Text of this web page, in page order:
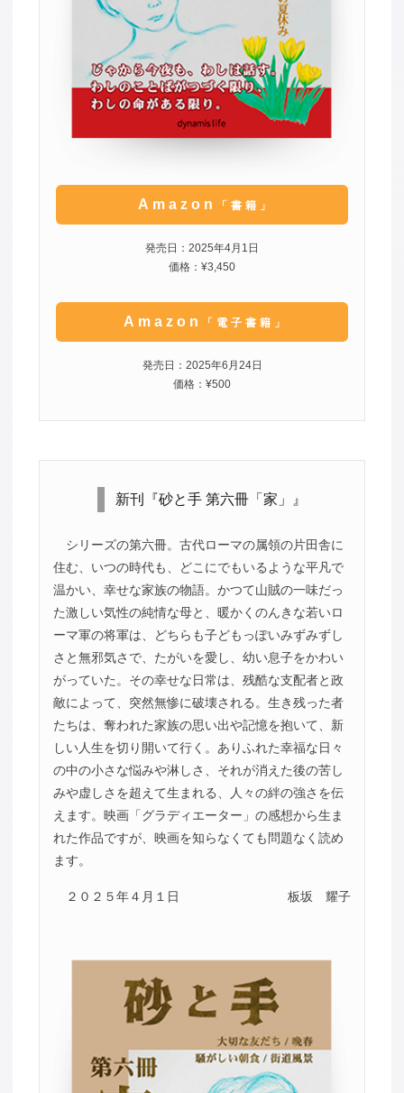
Amazon 「書籍」
発売日：2025年4月1日
価格：¥3,450
Amazon 「電子書籍」
発売日：2025年6月24日
価格：¥500
新刊『砂と手 第六冊「家」』
シリーズの第六冊。古代ローマの属領の片田舎に
住む、いつの時代も、どこにでもいるような平凡で
温かい、幸せな家族の物語。かつて山賊の一味だっ
た激しい気性の純情な母と、暖かくのんきな若いロ
ーマ軍の将軍は、どちらも子どもっぽいみずみずし
さと無邪気さで、たがいを愛し、幼い息子をかわい
がっていた。その幸せな日常は、残酷な支配者と政
敵によって、突然無惨に破壊される。生き残った者
たちは、奪われた家族の思い出や記憶を抱いて、新
しい人生を切り開いて行く。ありふれた幸福な日々
の中の小さな悩みや淋しさ、それが消えた後の苦し
みや虚しさを超えて生まれる、人々の絆の強さを伝
えます。映画「グラディエーター」の感想から生ま
れた作品ですが、映画を知らなくても問題なく読め
ます。
２０２５年４月１日 板坂 耀子